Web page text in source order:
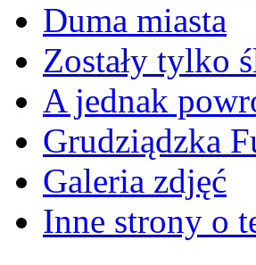
Duma miasta
Zostały tylko
A jednak
Grudziądzka
Galeria zdjęć
Inne strony o